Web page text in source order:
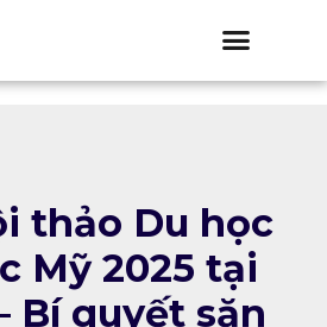
thảo Du học
Mỹ 2025 tại
Bí quyết săn